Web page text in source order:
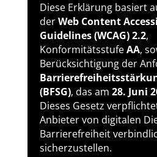
Diese Erklärung basiert
derWeb Content
Guidelines (WCAG) 2.2,
KonformitätsstufeAA,
Berücksichtigung der
(BFSG), das am 28. Juni
Dieses Gesetz
Anbieter von digitalen
Barrierefreiheit
sicherzustellen.